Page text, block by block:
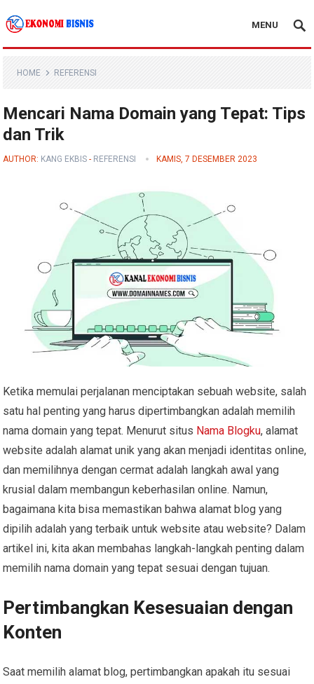
Kanal Ekonomi Bisnis
MENU
HOME REFERENSI
Mencari Nama Domain yang Tepat: Tips
dan Trik
AUTHOR: KANG EKBIS - REFERENSI KAMIS, 7 DESEMBER 2023
Ketika memulai perjalanan menciptakan sebuah website, salah
satu hal penting yang harus dipertimbangkan adalah memilih
nama domain yang tepat. Menurut situs Nama Blogku, alamat
website adalah alamat unik yang akan menjadi identitas online,
dan memilihnya dengan cermat adalah langkah awal yang
krusial dalam membangun keberhasilan online. Namun,
bagaimana kita bisa memastikan bahwa alamat blog yang
dipilih adalah yang terbaik untuk website atau website? Dalam
artikel ini, kita akan membahas langkah-langkah penting dalam
memilih nama domain yang tepat sesuai dengan tujuan.
Pertimbangkan Kesesuaian dengan
Konten
Saat memilih alamat blog, pertimbangkan apakah itu sesuai